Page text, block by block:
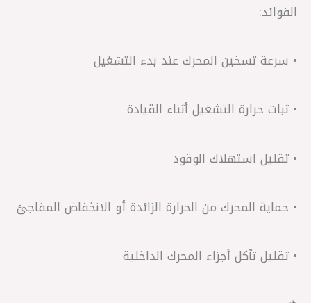
الفوائد:
• سرعة تسخين المحرك عند بدء التشغيل
• ثبات حرارة التشغيل أثناء القيادة
• تقليل استهلاك الوقود
• حماية المحرك من الحرارة الزائدة أو الانخفاض المفاجئ
• تقليل تآكل أجزاء المحرك الداخلية